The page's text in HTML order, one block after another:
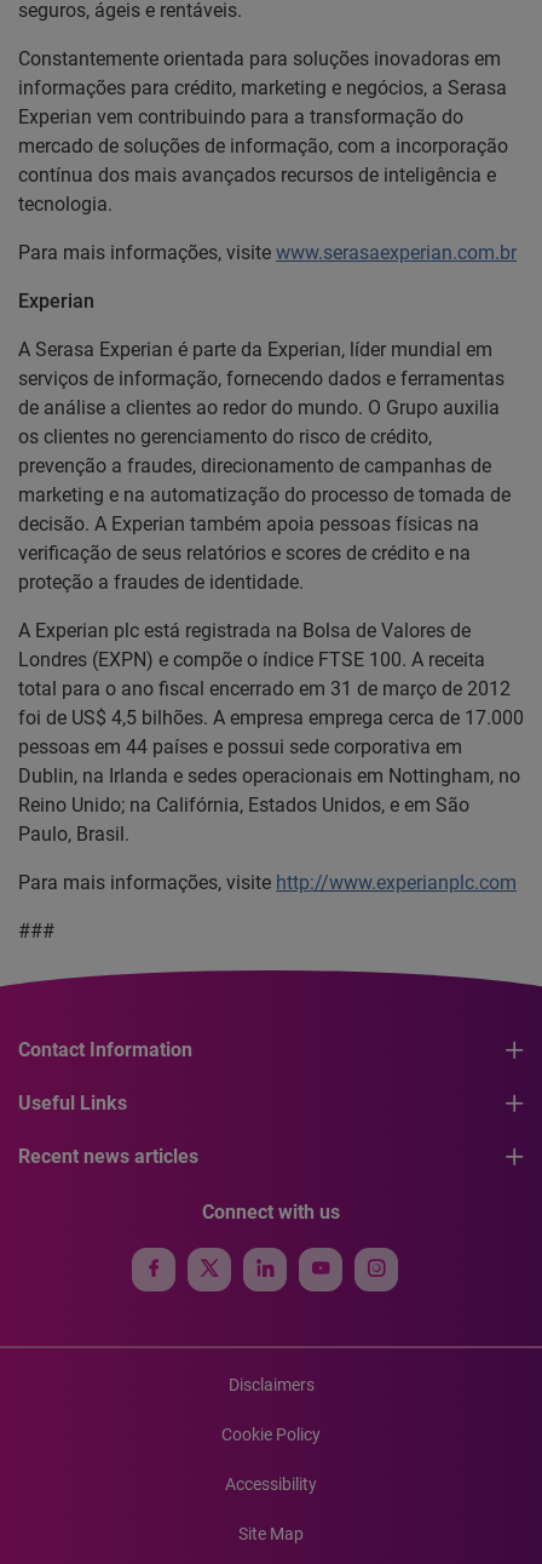
seguros, ágeis e rentáveis.
Constantemente orientada para soluções inovadoras em
informações para crédito, marketing e negócios, a Serasa
Experian vem contribuindo para a transformação do
mercado de soluções de informação, com a incorporação
contínua dos mais avançados recursos de inteligência e
tecnologia.
Para mais informações, visite www.serasaexperian.com.br
Experian
A Serasa Experian é parte da Experian, líder mundial em
serviços de informação, fornecendo dados e ferramentas
de análise a clientes ao redor do mundo. O Grupo auxilia
os clientes no gerenciamento do risco de crédito,
prevenção a fraudes, direcionamento de campanhas de
marketing e na automatização do processo de tomada de
decisão. A Experian também apoia pessoas físicas na
verificação de seus relatórios e scores de crédito e na
proteção a fraudes de identidade.
A Experian plc está registrada na Bolsa de Valores de
Londres (EXPN) e compõe o índice FTSE 100. A receita
total para o ano fiscal encerrado em 31 de março de 2012
foi de US$ 4,5 bilhões. A empresa emprega cerca de 17.000
pessoas em 44 países e possui sede corporativa em
Dublin, na Irlanda e sedes operacionais em Nottingham, no
Reino Unido; na Califórnia, Estados Unidos, e em São
Paulo, Brasil.
Para mais informações, visite http://www.experianplc.com
###
Contact Information
Useful Links
Recent news articles
Connect with us
Disclaimers
Cookie Policy
Accessibility
Site Map